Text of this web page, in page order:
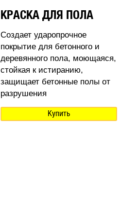
КРАСКА ДЛЯ ПОЛА
Создает ударопрочное
покрытие для бетонного и
деревянного пола, моющаяся,
стойкая к истиранию,
защищает бетонные полы от
разрушения
Купить